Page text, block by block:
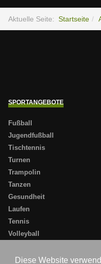
Diese Website
Aktuelle Seite: Startseite
SPORTANGEBOTE
Fußball
Jugendfußball
Tischtennis
Turnen
Trampolin
Tanzen
Gesundheit
Laufen
Tennis
Volleyball
Sportabzeichen